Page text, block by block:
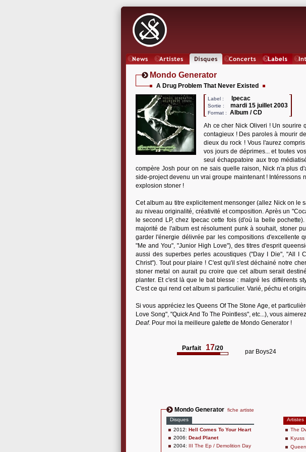
Mondo Generator
A Drug Problem That Never Existed
Label : Ipecac
Sortie : mardi 15 juillet 2003
Format :
Album / CD
Ah ce cher Nick Oliveri ! Un sourire
contagieux ! Des paroles à mourir
dieux du rock ! Vous l'aurez
vos jours de déprimes... et toutes
seul échappatoire aux trop
compère Josh pour on ne sais quelle raison, Nick n'a plus
side-project devenu un vrai groupe maintenant !
explosion stoner !
Cet album au titre explicitement mensonger (allez Nick on le
au niveau originalité, créativité et composition. Après un
le second LP, chez Ipecac cette fois (d'où la belle
majorité de l'album est résolument punk à souhait, stoner
garder l'énergie délivrée par les compositions d'excellente
"Me and You", "Junior High Love"), des titres d'esprit
aussi des superbes perles acoustiques ("Day I Die", "All I
Christ"). Tout pour plaire ! C'est qu'il s'est déchainé notre
stoner metal on aurait pu croire que cet album serait
planter. Et c'est là que le bat blesse : malgré les différents
C'est ce qui rend cet album si particulier. Varié, péchu et
Si vous appréciez les Queens Of The Stone Age, et
Love Song", "Quick And To The Pointless", etc...), vous
Deaf. Pour moi la meilleure galette de Mondo Generator !
Parfait 17/20 par Boys24
Mondo Generator fiche artiste
Disques
2012: Hell Comes To Your Heart
2006: Dead Planet
2004: III The Ep / Demolition Day
Artistes
The
Kyuss